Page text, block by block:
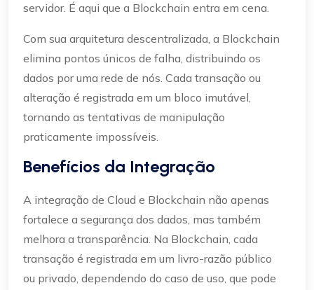
servidor. É aqui que a Blockchain entra em cena.
Com sua arquitetura descentralizada, a Blockchain
elimina pontos únicos de falha, distribuindo os
dados por uma rede de nós. Cada transação ou
alteração é registrada em um bloco imutável,
tornando as tentativas de manipulação
praticamente impossíveis.
Benefícios da Integração
A integração de Cloud e Blockchain não apenas
fortalece a segurança dos dados, mas também
melhora a transparência. Na Blockchain, cada
transação é registrada em um livro-razão público
ou privado, dependendo do caso de uso, que pode